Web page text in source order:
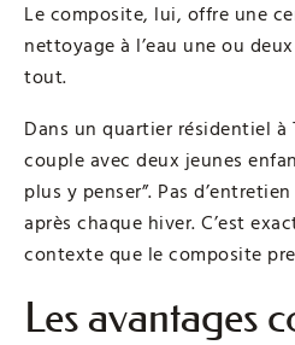
Le composite, lui, offre une
nettoyage à l’eau une ou
tout.
Dans un quartier résidentiel à
couple avec deux jeunes
plus y penser”. Pas
après chaque hiver. C’est
contexte que le composite
Les avantages